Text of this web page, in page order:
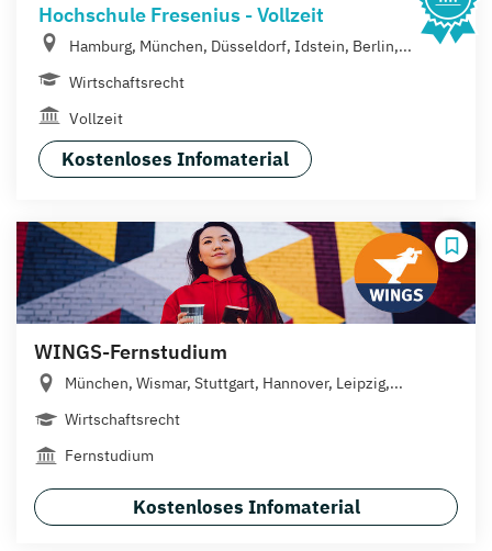
Hochschule Fresenius - Vollzeit
Hamburg, München, Düsseldorf, Idstein, Berlin,...
Wirtschaftsrecht
Vollzeit
Kostenloses Infomaterial
WINGS-Fernstudium
München, Wismar, Stuttgart, Hannover, Leipzig,...
Wirtschaftsrecht
Fernstudium
Kostenloses Infomaterial